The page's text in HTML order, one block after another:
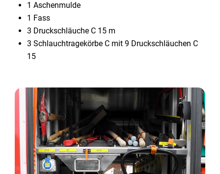
1 Aschenmulde
1 Fass
3 Druckschläuche C 15 m
3 Schlauchtragekörbe C mit 9 Druckschläuchen C
15